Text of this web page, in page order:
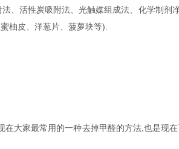
、活性炭吸附法、光触媒组成法、化学制剂
柚皮、洋葱片、菠萝块等).
大家最常用的一种去掉甲醛的方法,也是现